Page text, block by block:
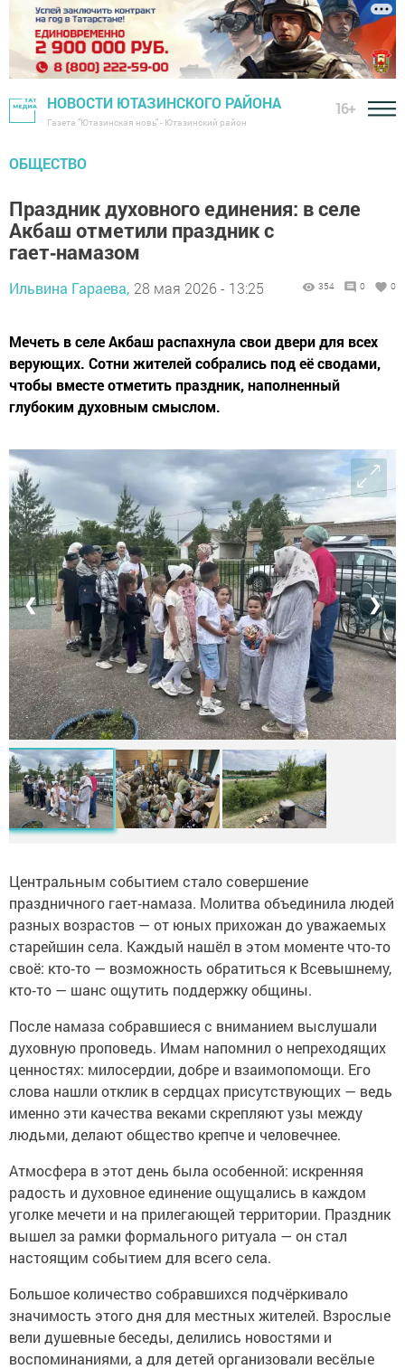
НОВОСТИ ЮТАЗИНСКОГО РАЙОНА
Газета "Ютазинская новь" - Ютазинский район
16+
ОБЩЕСТВО
Праздник духовного единения: в селе
Акбаш отметили праздник с
гает‑намазом
Ильвина Гараева, 28 мая 2026 - 13:25 354 0 0
Мечеть в селе Акбаш распахнула свои двери для всех
верующих. Сотни жителей собрались под её сводами,
чтобы вместе отметить праздник, наполненный
глубоким духовным смыслом.
❮ ❯
Центральным событием стало совершение
праздничного гает‑намаза. Молитва объединила людей
разных возрастов — от юных прихожан до уважаемых
старейшин села. Каждый нашёл в этом моменте что‑то
своё: кто‑то — возможность обратиться к Всевышнему,
кто‑то — шанс ощутить поддержку общины.
После намаза собравшиеся с вниманием выслушали
духовную проповедь. Имам напомнил о непреходящих
ценностях: милосердии, добре и взаимопомощи. Его
слова нашли отклик в сердцах присутствующих — ведь
именно эти качества веками скрепляют узы между
людьми, делают общество крепче и человечнее.
Атмосфера в этот день была особенной: искренняя
радость и духовное единение ощущались в каждом
уголке мечети и на прилегающей территории. Праздник
вышел за рамки формального ритуала — он стал
настоящим событием для всего села.
Большое количество собравшихся подчёркивало
значимость этого дня для местных жителей. Взрослые
вели душевные беседы, делились новостями и
воспоминаниями, а для детей организовали весёлые